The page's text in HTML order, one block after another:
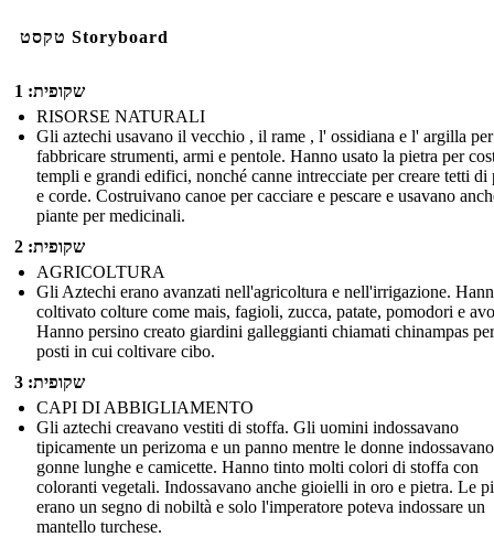
טקסט Storyboard
שקופית: 1
RISORSE NATURALI
Gli aztechi usavano il vecchio , il rame , l' ossidiana e l' argilla per
fabbricare strumenti, armi e pentole. Hanno usato la pietra per
templi e grandi edifici, nonché canne intrecciate per creare tetti di
e corde. Costruivano canoe per cacciare e pescare e usavano
piante per medicinali.
שקופית: 2
AGRICOLTURA
Gli Aztechi erano avanzati nell'agricoltura e nell'irrigazione.
coltivato colture come mais, fagioli, zucca, patate, pomodori e
Hanno persino creato giardini galleggianti chiamati chinampas
posti in cui coltivare cibo.
שקופית: 3
CAPI DI ABBIGLIAMENTO
Gli aztechi creavano vestiti di stoffa. Gli uomini indossavano
tipicamente un perizoma e un panno mentre le donne indossavano
gonne lunghe e camicette. Hanno tinto molti colori di stoffa con
coloranti vegetali. Indossavano anche gioielli in oro e pietra. Le
erano un segno di nobiltà e solo l'imperatore poteva indossare un
mantello turchese.